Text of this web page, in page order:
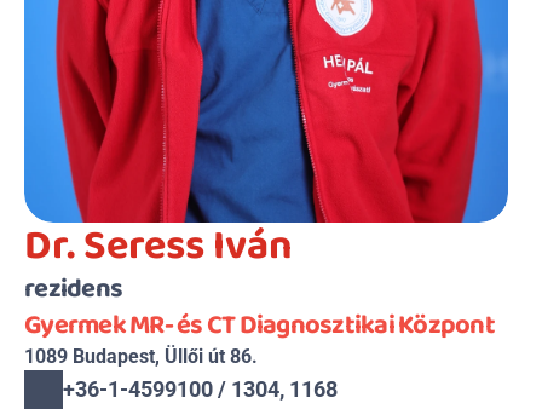
Dr. Seress Iván
rezidens
Gyermek MR- és CT Diagnosztikai Központ
1089 Budapest, Üllői út 86.
+36-1-4599100 / 1304, 1168